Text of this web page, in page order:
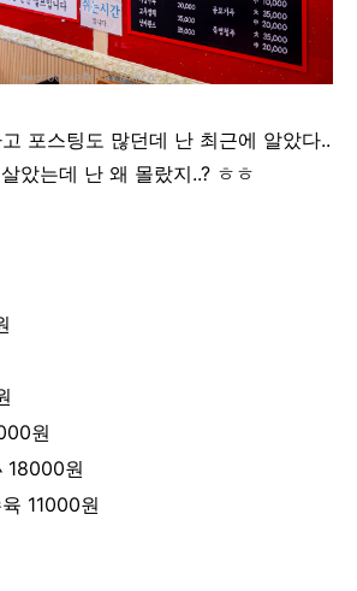
포스팅도 많던데 난 최근에 알았다..
았는데 난 왜 몰랐지..? ㅎㅎ
원
18000원
11000원